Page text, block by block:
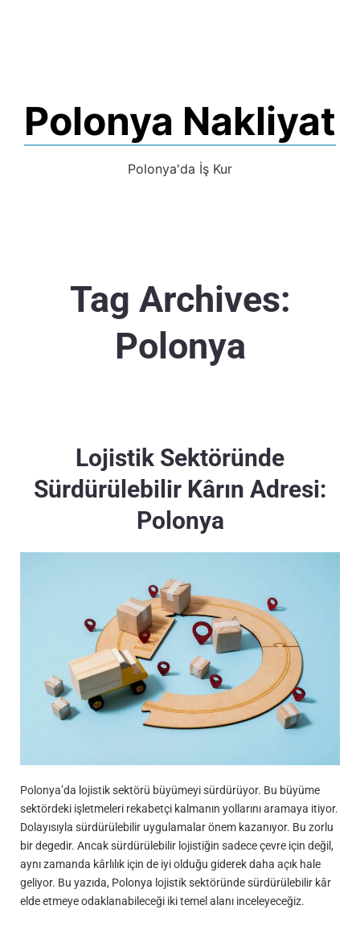
Polonya Nakliyat
Polonya'da İş Kur
Tag Archives:
Polonya
Lojistik Sektöründe
Sürdürülebilir Kârın Adresi:
Polonya
Polonya’da lojistik sektörü büyümeyi sürdürüyor. Bu büyüme
sektördeki işletmeleri rekabetçi kalmanın yollarını aramaya itiyor.
Dolayısıyla sürdürülebilir uygulamalar önem kazanıyor. Bu zorlu
bir degedir. Ancak sürdürülebilir lojistiğin sadece çevre için değil,
aynı zamanda kârlılık için de iyi olduğu giderek daha açık hale
geliyor. Bu yazıda, Polonya lojistik sektöründe sürdürülebilir kâr
elde etmeye odaklanabileceği iki temel alanı inceleyeceğiz.